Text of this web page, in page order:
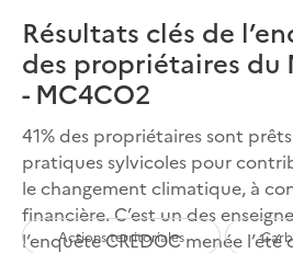
Résultats clés de
des propriétaires du
- MC4CO2
41% des propriétaires sont
pratiques sylvicoles pour
le changement climatique, à
financière. C’est un des
l’enquête CREDOC menée l’été
Actions territoriales